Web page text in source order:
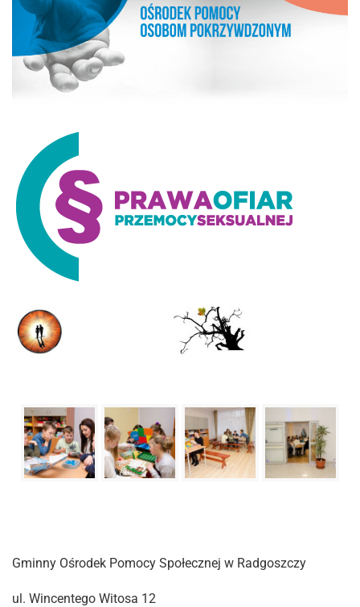
Gminny Ośrodek Pomocy Społecznej w Radgoszczy
ul. Wincentego Witosa 12